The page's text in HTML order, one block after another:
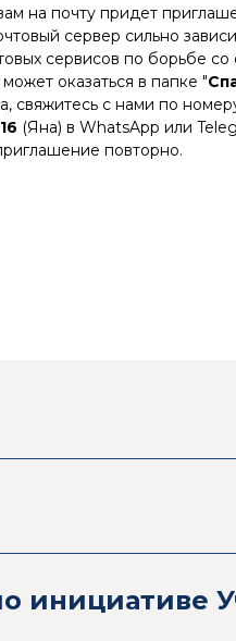
на почту придет
сервер сильно
сервисов по борьбе
оказаться в папке "
свяжитесь с нами по
(Яна) в WhatsApp или
повторно.
инициативе